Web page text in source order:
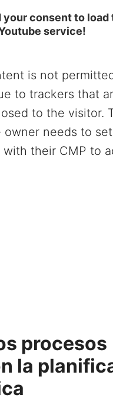
your consent to load
service!
is not
to trackers that
to the visitor.
owner needs to
their CMP to
procesos
la